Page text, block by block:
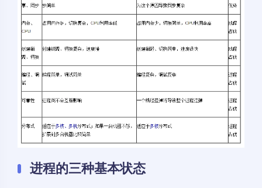
进程的三种基本状态